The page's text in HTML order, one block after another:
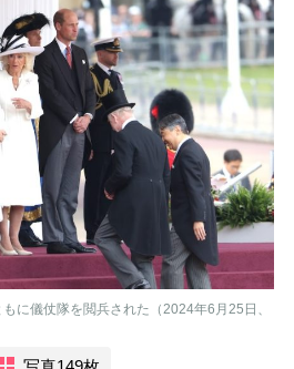
に儀仗隊を閲兵された（2024年6月25日、